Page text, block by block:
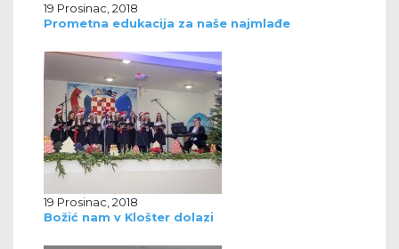
19 Prosinac, 2018
Prometna edukacija za naše najmlađe
19 Prosinac, 2018
Božić nam v Klošter dolazi